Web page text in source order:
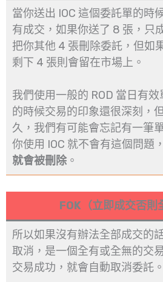
當你送出 IOC 這個委託單的時
有成交，如果你送了 8 張，只
把你其他 4 張刪除委託，但如
剩下 4 張則會留在市場上。
我們使用一般的 ROD 當日有
的時候交易的印象還很深刻，
久，我們有可能會忘記有一筆
你使用 IOC 就不會有這個問題
就會被刪除 。
FOK（立即成交否則
所以如果沒有辦法全部成交的
取消，是一個全有或全無的交
交易成功，就會自動取消委託。